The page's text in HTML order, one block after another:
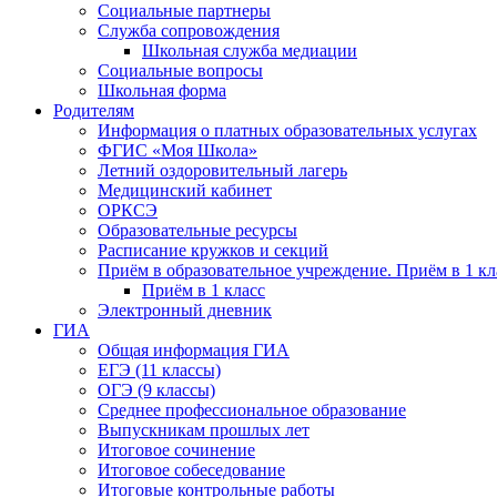
Социальные партнеры
Служба сопровождения
Школьная служба медиации
Социальные вопросы
Школьная форма
Родителям
Информация о платных образовательных услугах
ФГИС «Моя Школа»
Летний оздоровительный лагерь
Медицинский кабинет
ОРКСЭ
Образовательные ресурсы
Расписание кружков и секций
Приём в образовательное учреждение. Приём в 1
Приём в 1 класс
Электронный дневник
ГИА
Общая информация ГИА
ЕГЭ (11 классы)
ОГЭ (9 классы)
Среднее профессиональное образование
Выпускникам прошлых лет
Итоговое сочинение
Итоговое собеседование
Итоговые контрольные работы